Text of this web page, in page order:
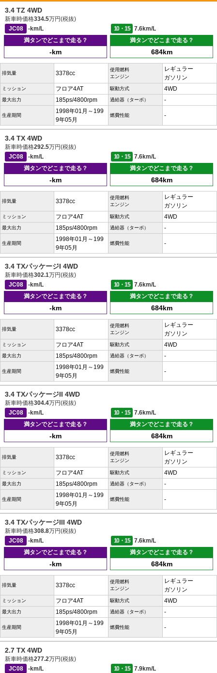
3.4 TZ 4WD
新車時価格334.5万円(税抜)
JC08
-km/L 10・15
7.6km/L
満タンでどこまで走る？
-km
満タンでどこまで走る？
684km
排気量 3378cc
使用燃料
エンジン
レギュラー
ガソリン
ミッション フロア4AT 駆動方式 4WD
最大出力 185ps/4800rpm 過給器（ターボ） -
生産期間
1998年01月～199
9年05月
燃費性能 -
3.4 TX 4WD
新車時価格292.5万円(税抜)
JC08
-km/L 10・15
7.6km/L
満タンでどこまで走る？
-km
満タンでどこまで走る？
684km
排気量 3378cc
使用燃料
エンジン
レギュラー
ガソリン
ミッション フロア4AT 駆動方式 4WD
最大出力 185ps/4800rpm 過給器（ターボ） -
生産期間
1998年01月～199
9年05月
燃費性能 -
3.4 TXパッケージI 4WD
新車時価格302.1万円(税抜)
JC08
-km/L 10・15
7.6km/L
満タンでどこまで走る？
-km
満タンでどこまで走る？
684km
排気量 3378cc
使用燃料
エンジン
レギュラー
ガソリン
ミッション フロア4AT 駆動方式 4WD
最大出力 185ps/4800rpm 過給器（ターボ） -
生産期間
1998年01月～199
9年05月
燃費性能 -
3.4 TXパッケージII 4WD
新車時価格304.4万円(税抜)
JC08
-km/L 10・15
7.6km/L
満タンでどこまで走る？
-km
満タンでどこまで走る？
684km
排気量 3378cc
使用燃料
エンジン
レギュラー
ガソリン
ミッション フロア4AT 駆動方式 4WD
最大出力 185ps/4800rpm 過給器（ターボ） -
生産期間
1998年01月～199
9年05月
燃費性能 -
3.4 TXパッケージIII 4WD
新車時価格308.8万円(税抜)
JC08
-km/L 10・15
7.6km/L
満タンでどこまで走る？
-km
満タンでどこまで走る？
684km
排気量 3378cc
使用燃料
エンジン
レギュラー
ガソリン
ミッション フロア4AT 駆動方式 4WD
最大出力 185ps/4800rpm 過給器（ターボ） -
生産期間
1998年01月～199
9年05月
燃費性能 -
2.7 TX 4WD
新車時価格277.2万円(税抜)
JC08
-km/L 10・15
7.9km/L